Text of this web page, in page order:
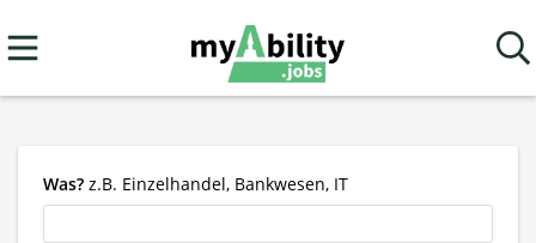
Was? z.B. Einzelhandel, Bankwesen, IT